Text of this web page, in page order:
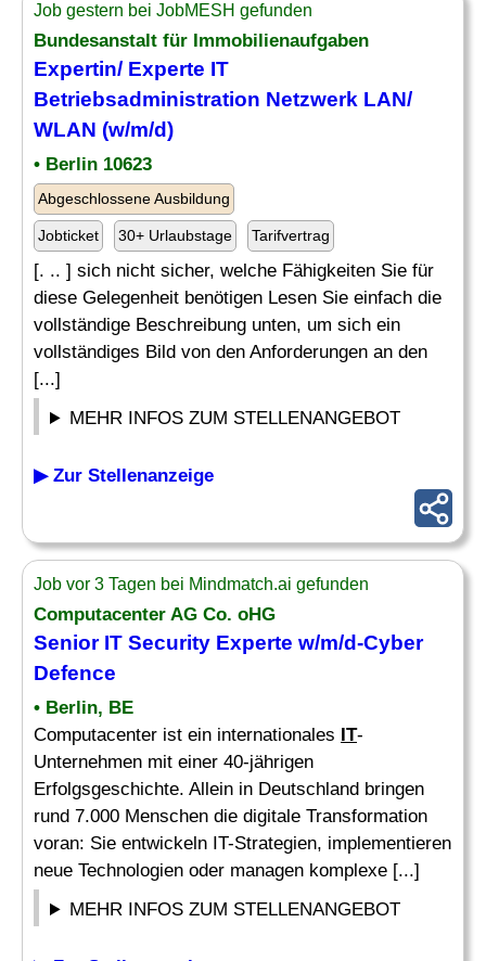
Job gestern bei JobMESH gefunden
Bundesanstalt für Immobilienaufgaben
Expertin/ Experte IT
Betriebsadministration Netzwerk LAN/
WLAN (w/m/d)
• Berlin 10623
Abgeschlossene Ausbildung
Jobticket 30+ Urlaubstage Tarifvertrag
[. .. ] sich nicht sicher, welche Fähigkeiten Sie für
diese Gelegenheit benötigen Lesen Sie einfach die
vollständige Beschreibung unten, um sich ein
vollständiges Bild von den Anforderungen an den
[...]
MEHR INFOS ZUM STELLENANGEBOT
▶ Zur Stellenanzeige
Job vor 3 Tagen bei Mindmatch.ai gefunden
Computacenter AG Co. oHG
Senior IT Security Experte w/m/d-Cyber
Defence
• Berlin, BE
Computacenter ist ein internationales IT-
Unternehmen mit einer 40-jährigen
Erfolgsgeschichte. Allein in Deutschland bringen
rund 7.000 Menschen die digitale Transformation
voran: Sie entwickeln IT-Strategien, implementieren
neue Technologien oder managen komplexe [...]
MEHR INFOS ZUM STELLENANGEBOT